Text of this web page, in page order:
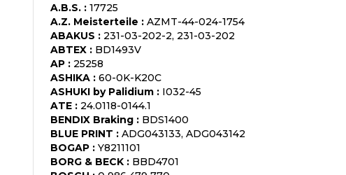
A.B.S. : 17725
A.Z. Meisterteile : AZMT-44-024-1754
ABAKUS : 231-03-202-2, 231-03-202
ABTEX : BD1493V
AP : 25258
ASHIKA : 60-0K-K20C
ASHUKI by Palidium : I032-45
ATE : 24.0118-0144.1
BENDIX Braking : BDS1400
BLUE PRINT : ADG043133, ADG043142
BOGAP : Y8211101
BORG & BECK : BBD4701